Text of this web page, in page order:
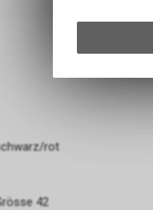
rot
42